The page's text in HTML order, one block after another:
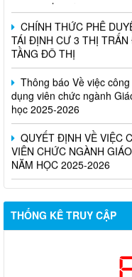
CHÍNH THỨC PHÊ
TÁI ĐỊNH CƯ 3 THỊ
TẦNG ĐÔ THỊ
Thông báo Về việc
dụng viên chức ngành
học 2025-2026
QUYẾT ĐỊNH VỀ VIỆC
VIÊN CHỨC NGÀNH
NĂM HỌC 2025-2026
THỐNG KÊ TRUY CẬP